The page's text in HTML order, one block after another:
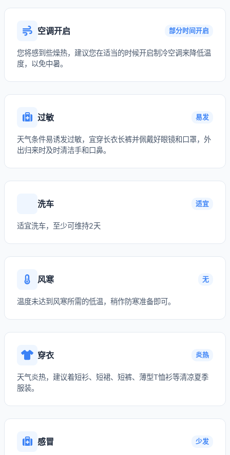
空调开启 部分时间开启
您将感到些燥热，建议您在适当的时候开启制冷空调来降低温
度，以免中暑。
过敏 易发
天气条件易诱发过敏，宜穿长衣长裤并佩戴好眼镜和口罩，外
出归来时及时清洁手和口鼻。
洗车 适宜
适宜洗车，至少可维持2天
风寒 无
温度未达到风寒所需的低温，稍作防寒准备即可。
穿衣 炎热
天气炎热，建议着短衫、短裙、短裤、薄型T恤衫等清凉夏季
服装。
感冒 少发